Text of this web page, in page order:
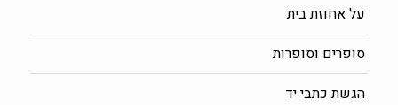
על אחוזת בית
סופרים וסופרות
הגשת כתבי יד